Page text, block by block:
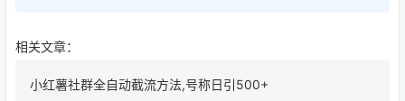
相关文章：
小红薯社群全自动截流方法,号称日引500+